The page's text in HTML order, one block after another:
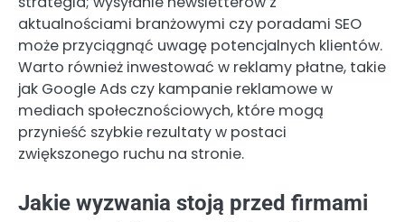
aktualnościami branżowymi czy poradami SEO
może przyciągnąć uwagę potencjalnych klientów.
Warto również inwestować w reklamy płatne, takie
jak Google Ads czy kampanie reklamowe w
mediach społecznościowych, które mogą
przynieść szybkie rezultaty w postaci
zwiększonego ruchu na stronie.
Jakie wyzwania stoją przed firmami